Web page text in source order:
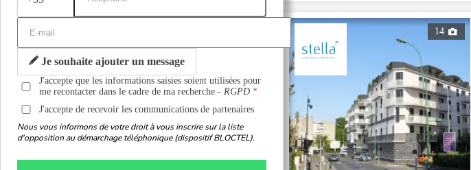
14
Je souhaite ajouter un message
J'accepte que les informations saisies soient utilisées pour
me recontacter dans le cadre de ma recherche -RGPD
J'accepte de recevoir les communications de partenaires
Nous vous informons de votre droit à vous inscrire sur la liste
d'opposition au démarchage téléphonique (dispositif BLOCTEL).